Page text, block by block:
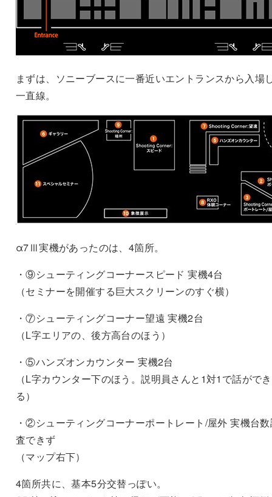
まずは、ソニーブースに一番近いエントランスから入場
一直線。
α7Ⅲ実機があったのは、4箇所。
・⑨シューティングコーナースピード 実機4台
（セミナーを開催する巨大スクリーンのすぐ横）
・⑦シューティングコーナー望遠 実機2台
（L字エリアの、後方高台のほう）
・⑤ハンズオンカウンター 実機2台
（L字カウンター下のほう。説明員さんと1対1で話ができ
る）
・②シューティングコーナーポートレート/屋外 実機台
査できず
（マップ右下）
4箇所共に、基本5分交替っぽい。